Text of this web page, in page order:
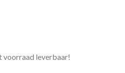
voorraad leverbaar!